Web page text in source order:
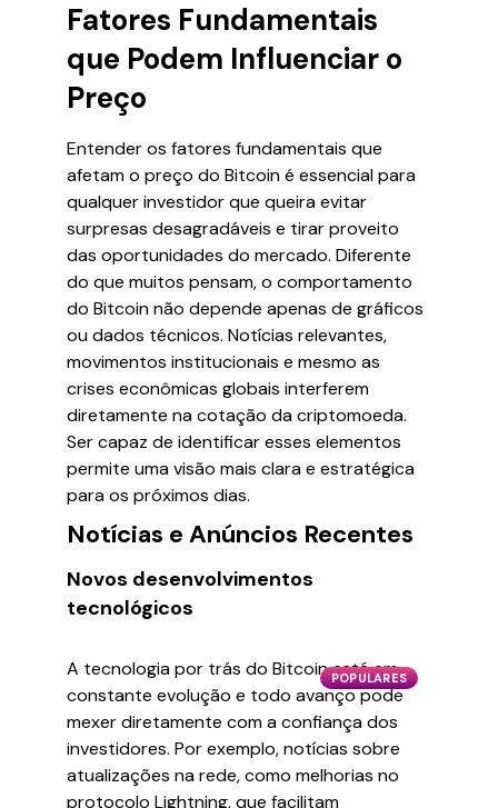
Fatores Fundamentais
que Podem Influenciar o
Preço
Entender os fatores fundamentais que
afetam o preço do Bitcoin é essencial para
qualquer investidor que queira evitar
surpresas desagradáveis e tirar proveito
das oportunidades do mercado. Diferente
do que muitos pensam, o comportamento
do Bitcoin não depende apenas de gráficos
ou dados técnicos. Notícias relevantes,
movimentos institucionais e mesmo as
crises econômicas globais interferem
diretamente na cotação da criptomoeda.
Ser capaz de identificar esses elementos
permite uma visão mais clara e estratégica
para os próximos dias.
Notícias e Anúncios Recentes
Novos desenvolvimentos
tecnológicos
POPULARES
A tecnologia por trás do Bitcoin está em
constante evolução e todo avanço pode
mexer diretamente com a confiança dos
investidores. Por exemplo, notícias sobre
atualizações na rede, como melhorias no
protocolo Lightning, que facilitam